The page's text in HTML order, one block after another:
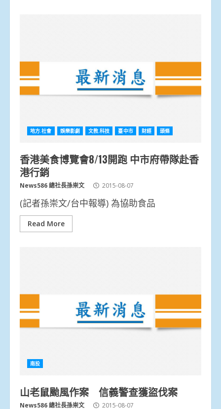
地方.社會 娛樂影劇 文教.科技 臺中市 財經 頭條
香港美食博覽會8/13開跑 中市府帶隊赴香
港行銷
News586 總社長孫崇文 2015-08-07
(記者孫崇文/台中報導) 為協助食品
Read More
南投
山老鼠颱風作案 信義警查獲盜伐案
News586 總社長孫崇文 2015-08-07